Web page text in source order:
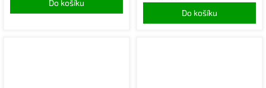
Do košíku
Do košíku